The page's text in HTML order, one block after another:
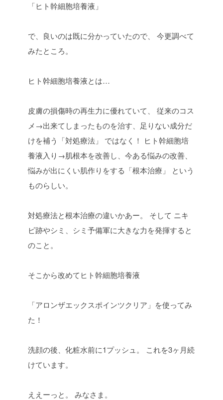
「ヒト幹細胞培養液」
で、良いのは既に分かっていたので、
今更調べて
みたところ。
ヒト幹細胞培養液とは…
皮膚の損傷時の再生力に優れていて、
従来のコス
メ→出来てしまったものを治す、足りない成分だ
けを補う「対処療法」
ではなく！
ヒト幹細胞培
養液入り→肌根本を改善し、今ある悩みの改善、
悩みが出にくい肌作りをする「根本治療」
という
ものらしい。
対処療法と根本治療の違いかあー。 そして ニキ
ビ跡やシミ、シミ予備軍に大きな力を発揮すると
のこと。
そこから改めてヒト幹細胞培養液
「アロンザエックスポインツクリア」を使ってみ
た！
洗顔の後、化粧水前に1プッシュ。
これを3ヶ月続
けています。
ええーっと。 みなさま。